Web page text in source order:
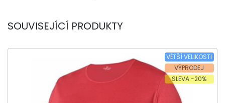
SOUVISEJÍCÍ PRODUKTY
VĚTŠÍ VELIKOSTI
VÝPRODEJ
SLEVA -20%